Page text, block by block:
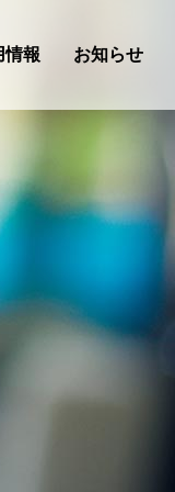
情報 お知らせ